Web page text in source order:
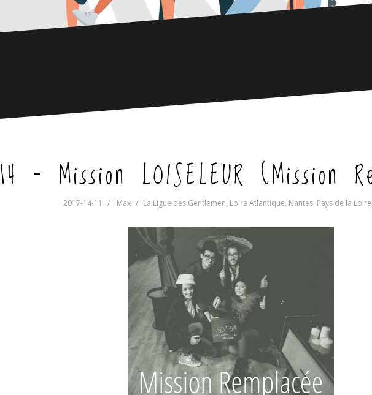
14 – Mission LOISELEUR (Mission
2017-14-11 Max La Ligue des Gentlemen, Loire Atlantique, Nantes, Pays de la Loire